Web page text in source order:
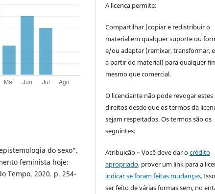
do sexo”.
feminista hoje:
Tempo, 2020. p. 254-
A licença permite:
Compartilhar (copiar e redistribuir o
material em qualquer suporte ou
e/ou adaptar (remixar, transformar,
a partir do material) para qualquer
mesmo que comercial.
O licenciante não pode revogar estes
direitos desde que os termos da
sejam respeitados. Os termos são os
seguintes:
Atribuição – Você deve dar ocrédito
apropriado, prover um link para a
indicar se foram feitas mudanças.
ser feito de várias formas sem, no